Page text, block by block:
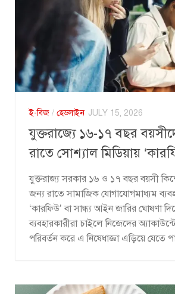
ই-বিজ / হেডলাইন JULY 15, 2026
যুক্তরাজ্যে ১৬-১৭ বছর
রাতে সোশ্যাল মিডিয়ায়
যুক্তরাজ্য সরকার ১৬ ও ১৭ বছর বয়সী
জন্য রাতে সামাজিক যোগাযোগমাধ্যম
‘কারফিউ’ বা সান্ধ্য আইন জারির ঘোষণা
ব্যবহারকারীরা চাইলে নিজেদের
পরিবর্তন করে এ নিষেধাজ্ঞা এড়িয়ে যেতে